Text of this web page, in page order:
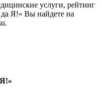
услуги, рейтинг
Я!» Вы найдете на